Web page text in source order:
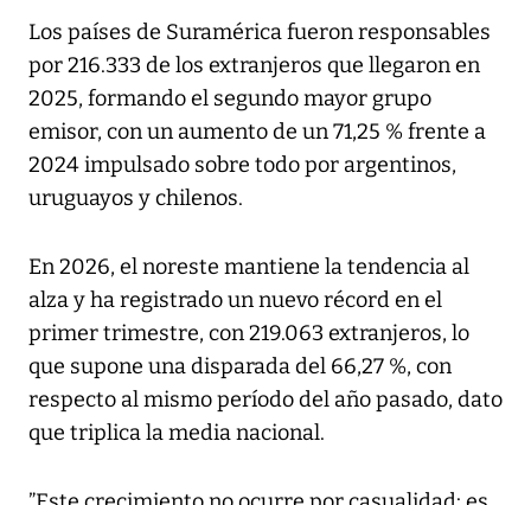
Los países de Suramérica fueron responsables
por 216.333 de los extranjeros que llegaron en
2025, formando el segundo mayor grupo
emisor, con un aumento de un 71,25 % frente a
2024 impulsado sobre todo por argentinos,
uruguayos y chilenos.
En 2026, el noreste mantiene la tendencia al
alza y ha registrado un nuevo récord en el
primer trimestre, con 219.063 extranjeros, lo
que supone una disparada del 66,27 %, con
respecto al mismo período del año pasado, dato
que triplica la media nacional.